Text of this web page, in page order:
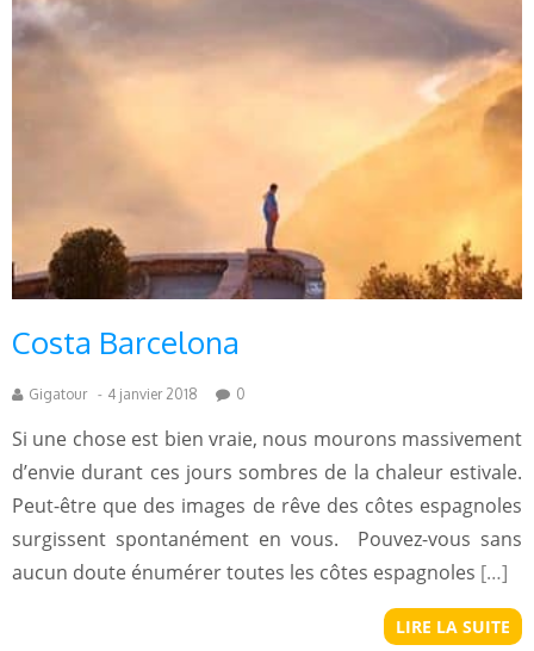
Costa Barcelona
Gigatour - 4 janvier 2018 0
Si une chose est bien vraie, nous mourons massivement
d’envie durant ces jours sombres de la chaleur estivale.
Peut-être que des images de rêve des côtes espagnoles
surgissent spontanément en vous. Pouvez-vous sans
aucun doute énumérer toutes les côtes espagnoles […]
LIRE LA SUITE